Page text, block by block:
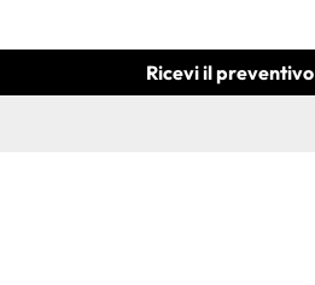
Ricevi il preventivo